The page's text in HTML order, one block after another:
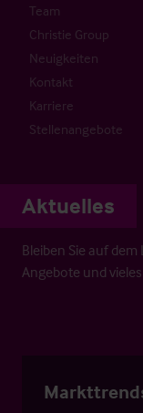
Team
Christie Group
Neuigkeiten
Kontakt
Karriere
Stellenangebote
Aktuelles
Bleiben Sie auf
Angebote und